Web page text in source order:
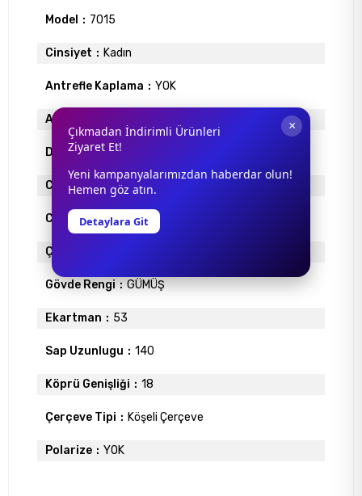
Model 7015
Cinsiyet Kadın
Antrefle Kaplama YOK
Ayna
Degrade YOK
Cam Materyali ORGANİK
Cam Rengi GRİ
Çerçeve Materyali
Gövde Rengi GÜMÜŞ
Ekartman 53
Sap Uzunlugu 140
Köprü Genişliği 18
Çerçeve Tipi Köşeli Çerçeve
Polarize YOK
×
Çıkmadan İndirimli Ürünleri
Ziyaret Et!
Yeni kampanyalarımızdan haberdar olun!
Hemen göz atın.
Detaylara Git